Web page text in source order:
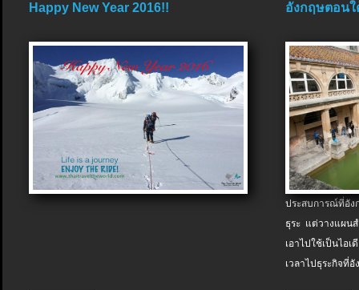
Happy New Year 2016!! อังกฤษตอนใ
ประสบการณ์ที่อัง
ธุระ แต่วางแผน
เอาไปใช้เป็นไอ
เวลาไปธุระกิจที่อั